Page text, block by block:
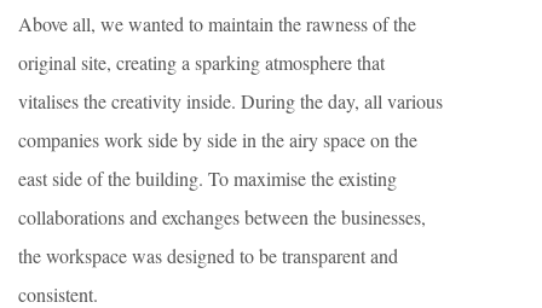
Above all, we wanted to maintain the rawness of the
original site, creating a sparking atmosphere that
vitalises the creativity inside. During the day, all various
companies work side by side in the airy space on the
east side of the building. To maximise the existing
collaborations and exchanges between the businesses,
the workspace was designed to be transparent and
consistent.